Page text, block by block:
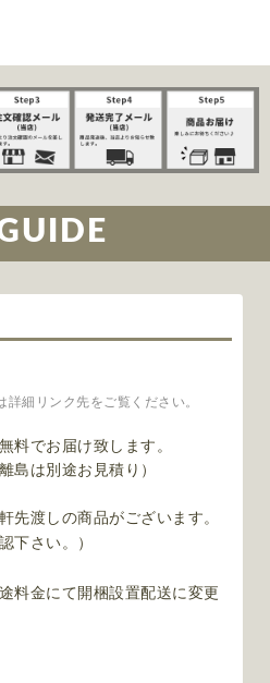
細リンク先をご覧ください。
料でお届け致します。
島は別途お見積り）
先渡しの商品がございます。
下さい。 ）
料金にて開梱設置配送に変更